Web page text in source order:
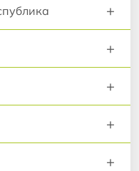
+
+
+
+
+